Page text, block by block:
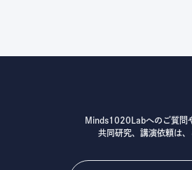
Minds1020Labへのご質問
共同研究、講演依頼は、